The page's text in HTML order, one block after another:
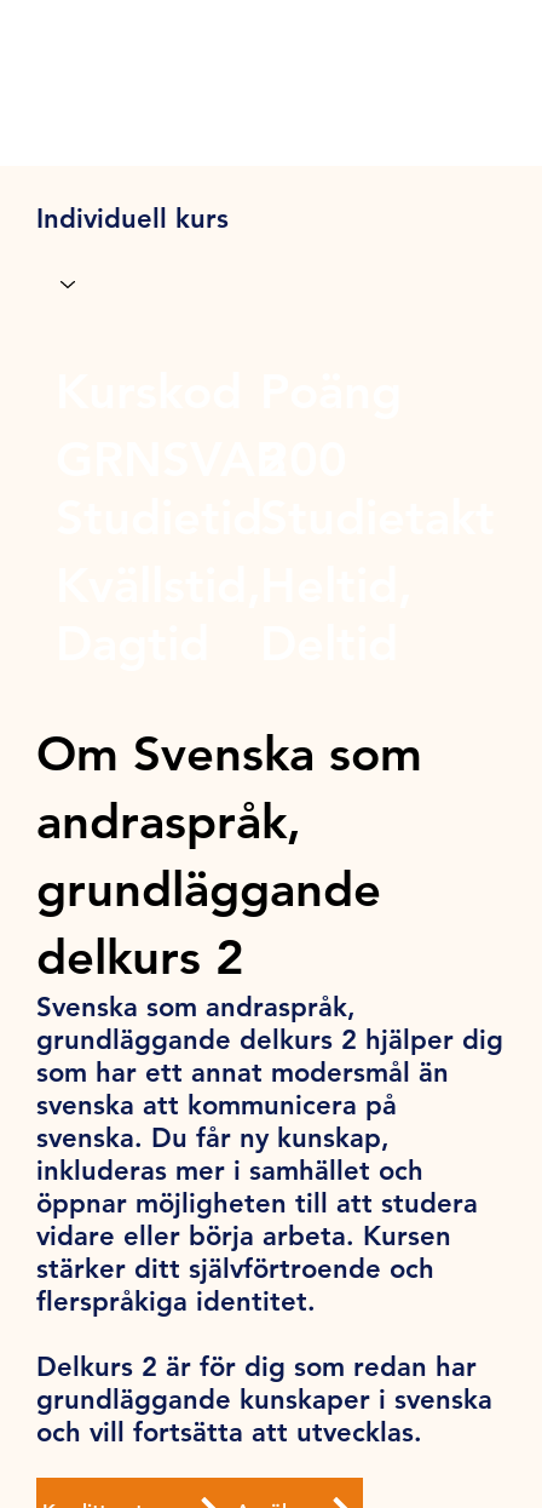
Individuell kurs
Om Svenska som
andraspråk,
grundläggande
delkurs 2
Svenska som andraspråk,
grundläggande delkurs 2 hjälper dig
som har ett annat modersmål än
svenska att kommunicera på
svenska. Du får ny kunskap,
inkluderas mer i samhället och
öppnar möjligheten till att studera
vidare eller börja arbeta. Kursen
stärker ditt självförtroende och
flerspråkiga identitet.
Delkurs 2 är för dig som redan har
grundläggande kunskaper i svenska
och vill fortsätta att utvecklas.